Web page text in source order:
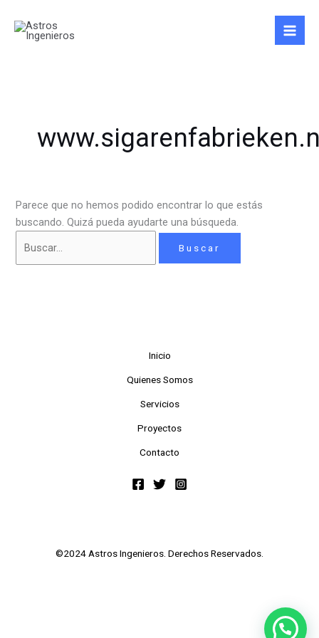
contenido
Parece que no hemos podido encontrar lo que estás
buscando. Quizá pueda ayudarte una búsqueda.
por:
Inicio
Quienes Somos
Servicios
Proyectos
Contacto
©2024 Astros Ingenieros. Derechos Reservados.